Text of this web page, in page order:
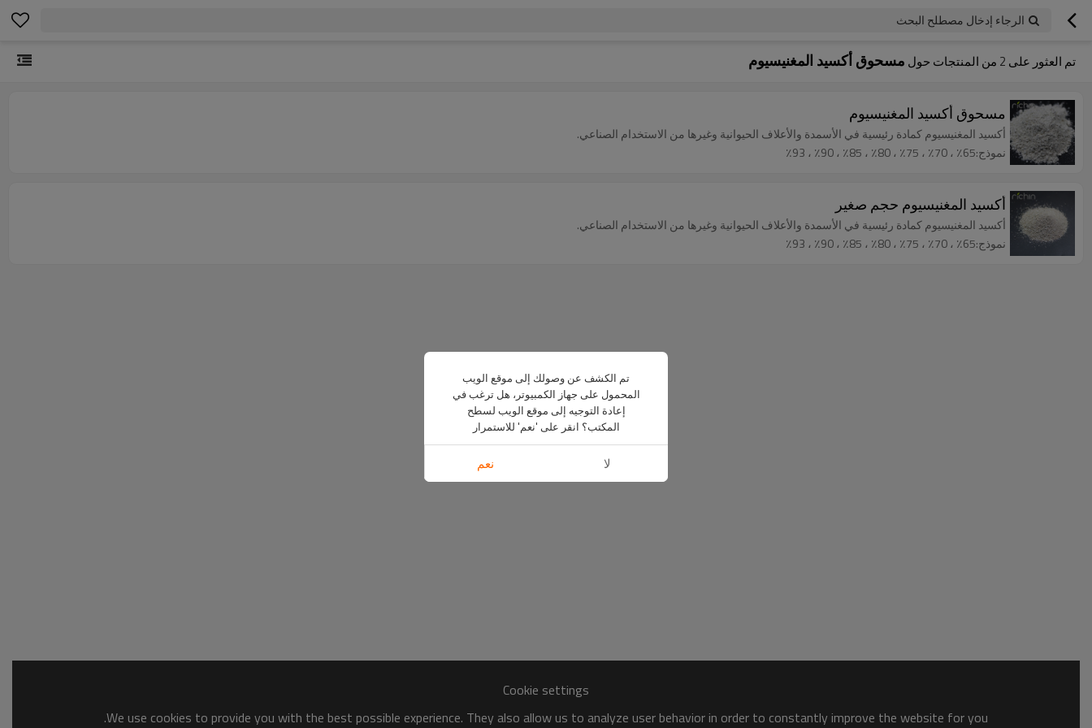
الرجاء إدخال مصطلح البحث
تم العثور على 2 من المنتجات حول مسحوق أكسيد المغنيسيوم
مسحوق أكسيد المغنيسيوم
أكسيد المغنيسيوم كمادة رئيسية في الأسمدة والأعلاف الحيوانية وغيرها من الاستخدام الصناعي.
نموذج:65٪ ، 70٪ ، 75٪ ، 80٪ ، 85٪ ، 90٪ ، 93٪
أكسيد المغنيسيوم حجم صغير
أكسيد المغنيسيوم كمادة رئيسية في الأسمدة والأعلاف الحيوانية وغيرها من الاستخدام الصناعي.
نموذج:65٪ ، 70٪ ، 75٪ ، 80٪ ، 85٪ ، 90٪ ، 93٪
Cookie settings
We use cookies to provide you with the best possible experience. They also allow us to analyze user behavior in order to constantly improve the website for you.
تم الكشف عن وصولك إلى موقع الويب
المحمول على جهاز الكمبيوتر، هل ترغب في
إعادة التوجيه إلى موقع الويب لسطح
المكتب؟ انقر على 'نعم' للاستمرار
لا نعم